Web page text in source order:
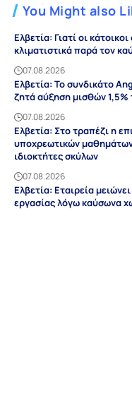
You Might also
Ελβετία: Γιατί οι
κλιματιστικά παρά τον
07.08.2026
Ελβετία: Το συνδικάτο
ζητά αύξηση μισθών 1,5%
07.08.2026
Ελβετία: Στο τραπέζι η
υποχρεωτικών
ιδιοκτήτες σκύλων
07.08.2026
Ελβετία: Εταιρεία
εργασίας λόγω καύσωνα